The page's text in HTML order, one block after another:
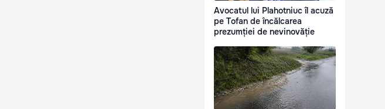
Avocatul lui Plahotniuc îl acuză
pe Tofan de încălcarea
prezumției de nevinovăție